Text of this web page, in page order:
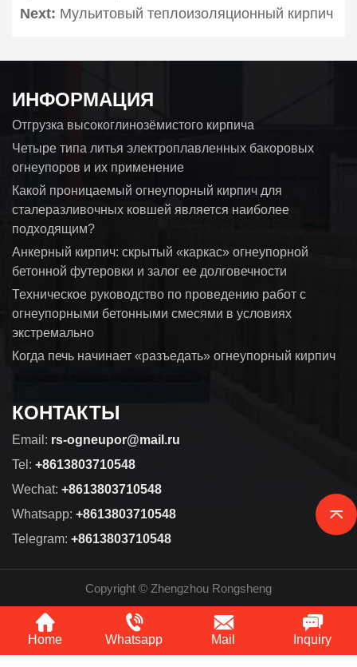
Next: Мульитовый теплоизоляционный кирпич
ИНФОРМАЦИЯ
Отгрузка высокоглинозёмистого кирпича
Четыре типа литья электроплавленных бакоровых
огнеупоров и их применение
Какой проницаемый огнеупорный кирпич для
сталеразливочных ковшей является наиболее
подходящим?
Анкерный кирпич: скрытый «каркас» огнеупорной
бетонной футеровки и залог ее долговечности
Техническое руководство по проведению работ с
огнеупорными бетонными смесями в условиях
экстремально
Когда печь начинает «разъедать» огнеупорный кирпич
КОНТАКТЫ
Email: rs-ogneupor@mail.ru
Tel: +8613803710548
Wechat: +8613803710548
Whatsapp: +8613803710548
Telegram: +8613803710548
Copyright © Zhengzhou Rongsheng
Home Whatsapp Mail Inquiry